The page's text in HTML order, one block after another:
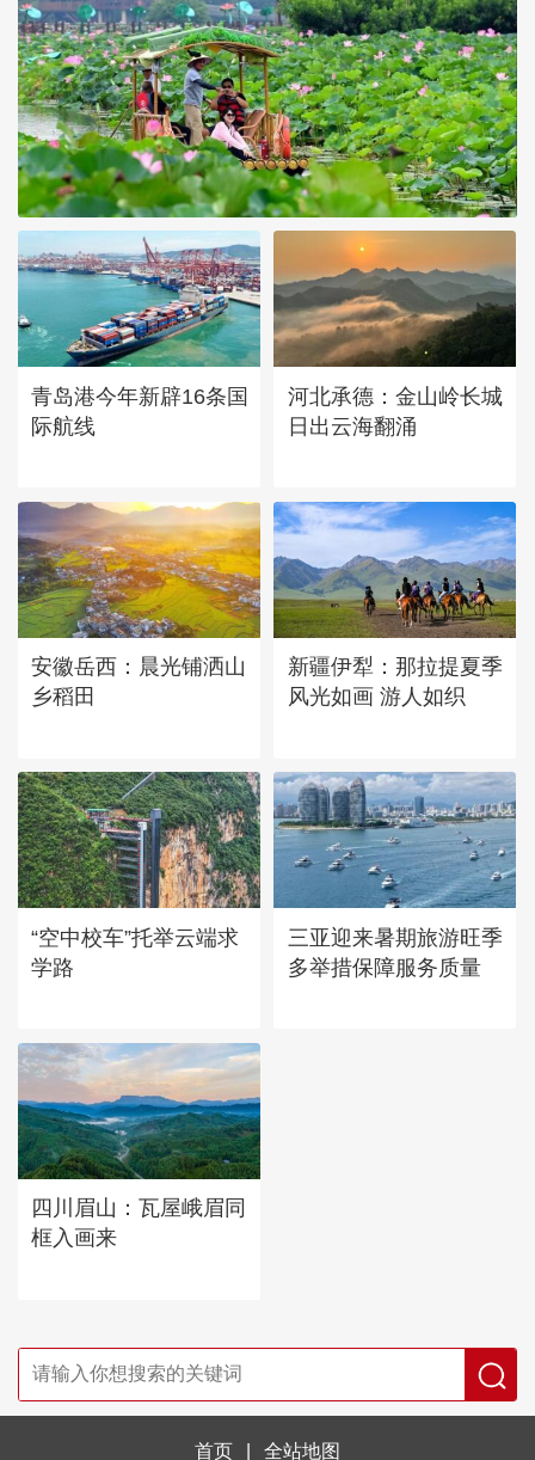
诗意中国：画船撑入花深处
青岛港今年新辟16条国
际航线
河北承德：金山岭长城
日出云海翻涌
安徽岳西：晨光铺洒山
乡稻田
新疆伊犁：那拉提夏季
风光如画 游人如织
“空中校车”托举云端求
学路
三亚迎来暑期旅游旺季
多举措保障服务质量
四川眉山：瓦屋峨眉同
框入画来
首页 全站地图